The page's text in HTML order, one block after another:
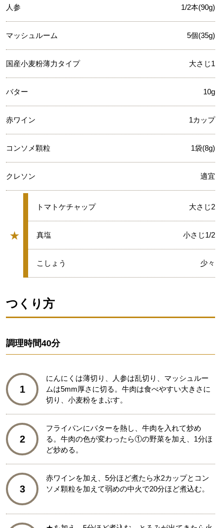
人参 1/2本(90g)
マッシュルーム 5個(35g)
国産小麦粉薄力タイプ 大さじ1
バター 10g
赤ワイン 1カップ
コンソメ顆粒 1袋(8g)
クレソン 適宜
★
グループ
★
トマトケチャップ 大さじ2
★
真塩 小さじ1/2
★
こしょう 少々
つくり方
調理時間40分
1
にんにくは薄切り、人参は乱切り、マッシュルー
ムは5mm厚さに切る。牛肉は食べやすい大きさに
切り、小麦粉をまぶす。
2
フライパンにバターを熱し、牛肉を入れて炒め
る。牛肉の色が変わったら①の野菜を加え、1分ほ
ど炒める。
3
赤ワインを加え、5分ほど煮たら水2カップとコン
ソメ顆粒を加えて弱めの中火で20分ほど煮込む。